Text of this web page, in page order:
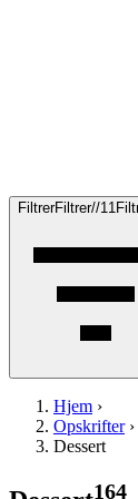
FiltrerFiltrer//11
Hjem ›
Opskrifter›
Dessert
164